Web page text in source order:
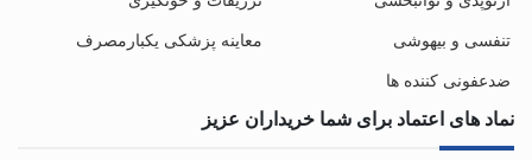
تنفسی و بیهوشی
معاینه پزشکی یکبارمصرف
ضدعفونی کننده ها
نماد های اعتماد برای شما خریداران عزیز